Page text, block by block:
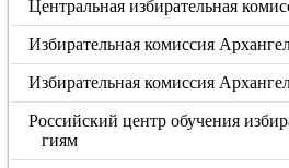
Центральная избирательная
Избирательная комиссия
Избирательная комиссия
Рос­сий­ский центр обу­че­ния
ги­ям